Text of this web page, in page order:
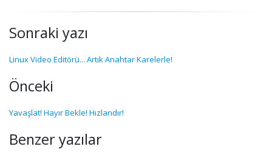
Sonraki yazı
Linux Video Editörü... Artık Anahtar Karelerle!
Önceki
Yavaşlat! Hayır Bekle! Hızlandır!
Benzer yazılar